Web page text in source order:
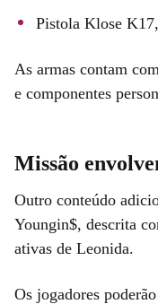
Pistola Klose
As armas contam
e componentes
Missão
Outro conteúdo
Youngin$, descrita
ativas de Leonida.
Os jogadores